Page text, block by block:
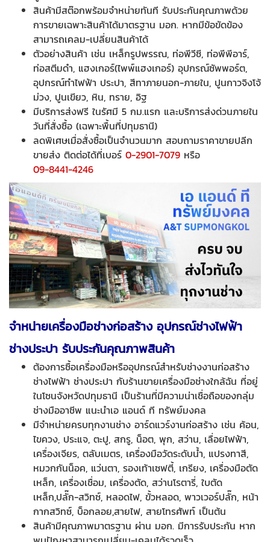
สินค้ามีสต๊อกพร้อมจำหน่ายทันที รับประกันคุณภาพด้วย
การขายเฉพาะสินค้าได้มาตรฐาน มอก. หากมีข้อขัดข้อง
สามารถเคลม-เปลี่ยนสินค้าได้
ตัวอย่างสินค้า เช่น เหล็กรูปพรรณ, ท่อพีวีซี, ท่อพีพีอาร์,
ท่อสตีมดำ, แฮงเกอร์(ไพพ์แฮงเกอร์) อุปกรณ์ซัพพอร์ต,
อุปกรณ์ทำไฟฟ้า ประปา, สีทาภายนอก-ภายใน, ปูนกาวจิงโจ้
ม่วง, ปูนเขียว, หิน, ทราย, อิฐ
มีบริการส่งฟรี ในรัศมี 5 กม.แรก และบริการส่งด่วนภายใน
วันที่สั่งซื้อ (เฉพาะพื้นที่ปทุมธานี)
ลดพิเศษเมื่อสั่งซื้อเป็นจำนวนมาก สอบถามราคาขายปลีก
ขายส่ง ติดต่อได้ที่เบอร์ 0-2901-7079 หรือ
09-8441-4246
จำหน่ายเครื่องมือช่างก่อสร้าง อุปกรณ์ช่างไฟฟ้า
ช่างประปา รับประกันคุณภาพสินค้า
ต้องการซื้อเครื่องมือหรืออุปกรณ์สำหรับช่างงานก่อสร้าง
ช่างไฟฟ้า ช่างประปา กับร้านขายเครื่องมือช่างใกล้ฉัน ที่อยู่
ในโซนจังหวัดปทุมธานี เป็นร้านที่มีความน่าเชื่อถือของกลุ่ม
ช่างมืออาชีพ แนะนำเอ แอนด์ ที ทรัพย์มงคล
มีจำหน่ายครบทุกงานช่าง อาร์ดแวร์งานก่อสร้าง เช่น ค้อน,
ไขควง, ประแจ, ตะปู, สกรู, น็อต, พุก, สว่าน, เลื่อยไฟฟ้า,
เครื่องเจียร, ตลับเมตร, เครื่องมือวัดระดับน้ำ, แปรงทาสี,
หมวกกันน็อค, แว่นตา, รองเท้าเซฟตี้, เกรียง, เครื่องมือตัด
เหล็ก, เครื่องเชื่อม, เครื่องตัด, สว่านโรตารี่, ใบตัด
เหล็ก,ปลั๊ก-สวิทซ์, หลอดไฟ, ขั้วหลอด, พาวเวอร์ปลั๊ก, หน้า
กากสวิทซ์, บ็อกลอย,สายไฟ, สายโทรศัพท์ เป็นต้น
สินค้ามีคุณภาพมาตรฐาน ผ่าน มอก. มีการรับประกัน หาก